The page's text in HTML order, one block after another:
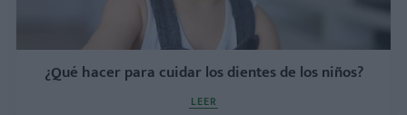
¿Qué hacer para cuidar los dientes de los niños?
LEER